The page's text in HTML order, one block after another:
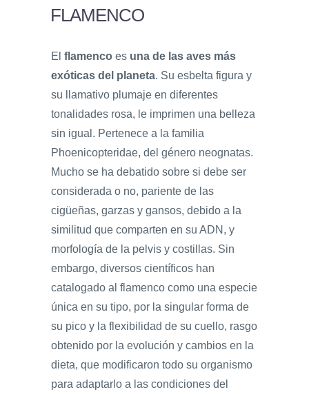
FLAMENCO
El flamenco es una de las aves más
exóticas del planeta. Su esbelta figura y
su llamativo plumaje en diferentes
tonalidades rosa, le imprimen una belleza
sin igual. Pertenece a la familia
Phoenicopteridae, del género neognatas.
Mucho se ha debatido sobre si debe ser
considerada o no, pariente de las
cigüeñas, garzas y gansos, debido a la
similitud que comparten en su ADN, y
morfología de la pelvis y costillas. Sin
embargo, diversos científicos han
catalogado al flamenco como una especie
única en su tipo, por la singular forma de
su pico y la flexibilidad de su cuello, rasgo
obtenido por la evolución y cambios en la
dieta, que modificaron todo su organismo
para adaptarlo a las condiciones del